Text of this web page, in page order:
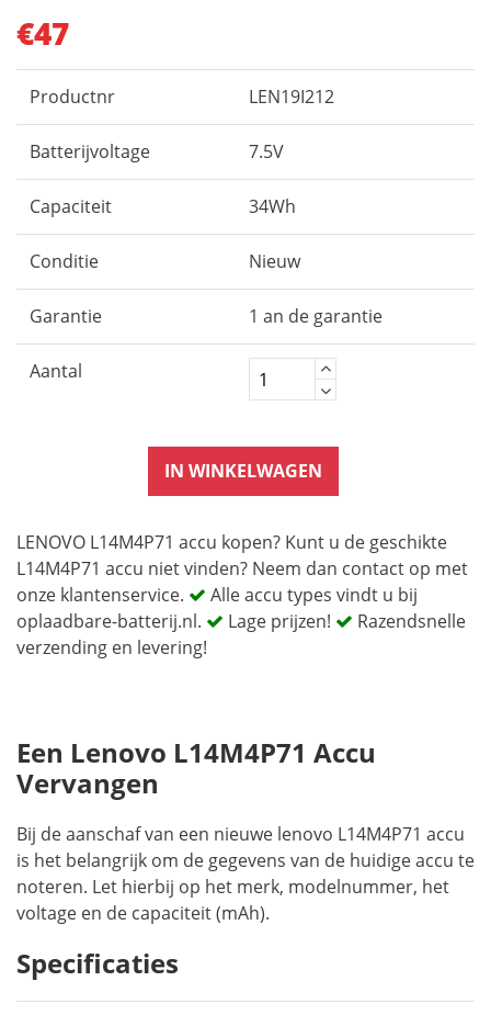
€47
Productnr LEN19I212
Batterijvoltage 7.5V
Capaciteit 34Wh
Conditie Nieuw
Garantie 1 an de garantie
Aantal
IN WINKELWAGEN
LENOVO L14M4P71 accu kopen? Kunt u de geschikte
L14M4P71 accu niet vinden? Neem dan contact op met
onze klantenservice.
Alle accu types vindt u bij
oplaadbare-batterij.nl.
Lage prijzen!
Razendsnelle
verzending en levering!
Een Lenovo L14M4P71 Accu
Vervangen
Bij de aanschaf van een nieuwe lenovo L14M4P71 accu
is het belangrijk om de gegevens van de huidige accu te
noteren. Let hierbij op het merk, modelnummer, het
voltage en de capaciteit (mAh).
Specificaties